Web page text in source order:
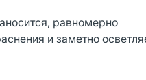
равномерно
и заметно